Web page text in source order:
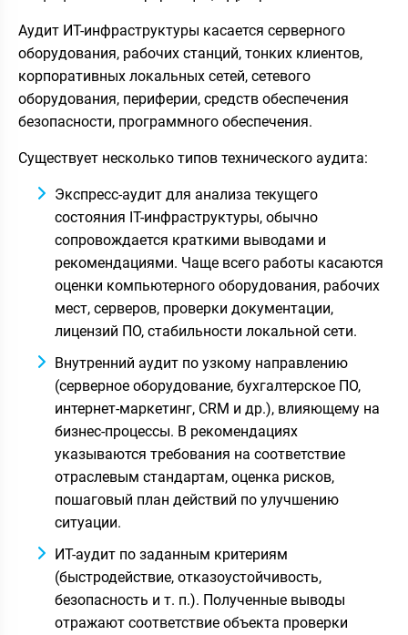
Аудит ИТ-инфраструктуры касается серверного
оборудования, рабочих станций, тонких клиентов,
корпоративных локальных сетей, сетевого
оборудования, периферии, средств обеспечения
безопасности, программного обеспечения.
Существует несколько типов технического аудита:
Экспресс-аудит для анализа текущего
состояния IT-инфраструктуры, обычно
сопровождается краткими выводами и
рекомендациями. Чаще всего работы касаются
оценки компьютерного оборудования, рабочих
мест, серверов, проверки документации,
лицензий ПО, стабильности локальной сети.
Внутренний аудит по узкому направлению
(серверное оборудование, бухгалтерское ПО,
интернет-маркетинг, CRM и др.), влияющему на
бизнес-процессы. В рекомендациях
указываются требования на соответствие
отраслевым стандартам, оценка рисков,
пошаговый план действий по улучшению
ситуации.
ИТ-аудит по заданным критериям
(быстродействие, отказоустойчивость,
безопасность и т. п.). Полученные выводы
отражают соответствие объекта проверки